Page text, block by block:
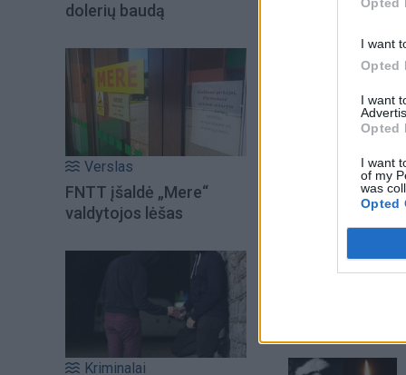
I want
Opted
I want
Opted
I want
of my
was
Opted
dolerių baudą
Verslas
FNTT įšaldė „Mere“
valdytojos lėšas
Kriminalai
kompetencijų